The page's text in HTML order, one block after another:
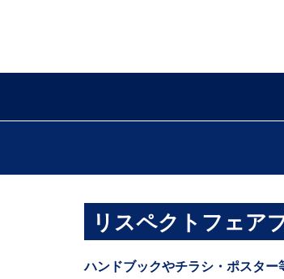
リスペクトフェア
ハンドブックやチラシ・ポスター